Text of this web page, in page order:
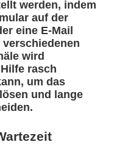
werden, indem
auf der
eine E-Mail
wird
rasch
um das
und lange